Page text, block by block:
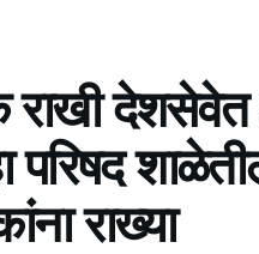
देशसेवेत
परिषद
राख्या